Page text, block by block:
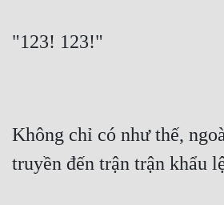
"123! 123!"
Không chỉ có như thế,
truyền đến trận trận khẩu